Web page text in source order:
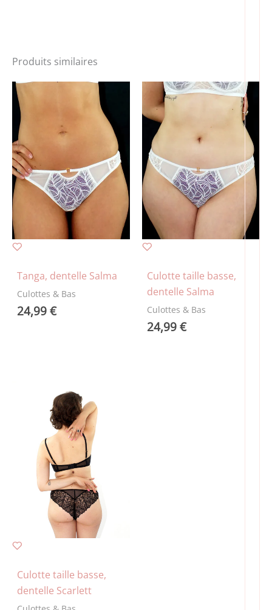
Produits similaires
Tanga, dentelle Salma
Culottes & Bas
24,99€
Culotte taille basse,
dentelle Salma
Culottes & Bas
24,99€
Culotte taille basse,
dentelle Scarlett